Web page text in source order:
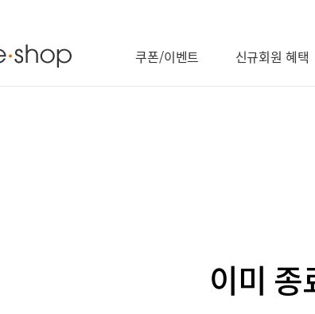
쿠폰/이벤트 신규회원 혜택
이미 종